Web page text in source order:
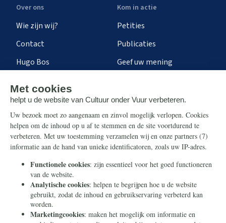
Over ons
Wie zijn wij?
Contact
Hugo Bos
Kom in actie
Petities
Publicaties
Geef uw mening
Steun ons
Nieuwsbrief
Eenmalig
Maandelijks
Periodiek
Nalaten
Info
Contact
Ontvang onze Telegram-
berichten